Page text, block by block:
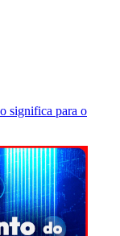
significa para o